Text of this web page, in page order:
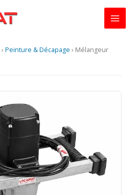
› Peinture & Décapage › Mélangeur